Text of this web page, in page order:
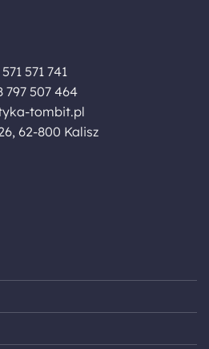
571 741
797 507 464
tombit.pl
62-800 Kalisz